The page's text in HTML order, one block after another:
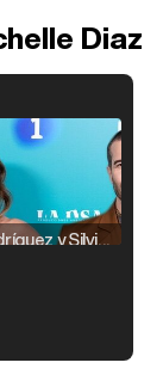
Diaz
Raúl Rodríguez y Silvia Taulés nos cuentan su papel en 'La familia de la tele'